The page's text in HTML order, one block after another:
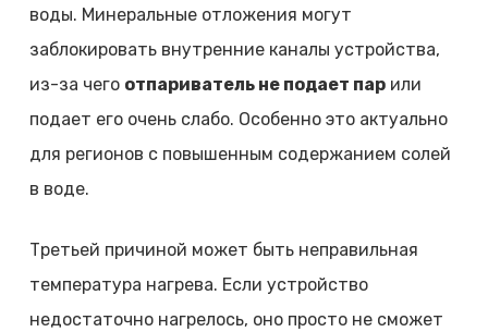
воды. Минеральные отложения могут
заблокировать внутренние каналы устройства,
из-за чего отпариватель не подает парили
подает его очень слабо. Особенно это актуально
для регионов с повышенным содержанием солей
в воде.
Третьей причиной может быть неправильная
температура нагрева. Если устройство
недостаточно нагрелось, оно просто не сможет